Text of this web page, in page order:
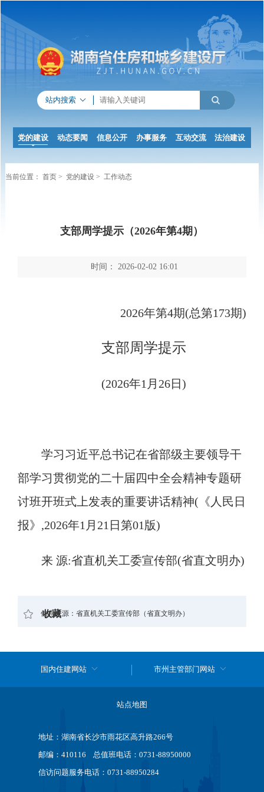
站内搜索
党的建设 动态要闻 信息公开 办事服务 互动交流 法治建设
当前位置： 首页> 党的建设> 工作动态
支部周学提示（2026年第4期）
时间： 2026-02-02 16:01
2026年第4期(总第173期)
支部周学提示
(2026年1 月 26日 )
学习习近平总书记在省部级主要领导干
部学习贯彻党的二十届四中全会精神专题研
讨班开班式上发表的重要讲话精神( 《人民日
报》,2026年1 月 21 日第01版)
来 源:省直机关工委宣传部(省直文明办)
收藏
信息来源：省直机关工委宣传部（省直文明办）
国内住建网站 市州主管部门网站
站点地图
地址：湖南省长沙市雨花区高升路266号
邮编：410116 总值班电话：0731-88950000
信访问题服务电话：0731-88950284